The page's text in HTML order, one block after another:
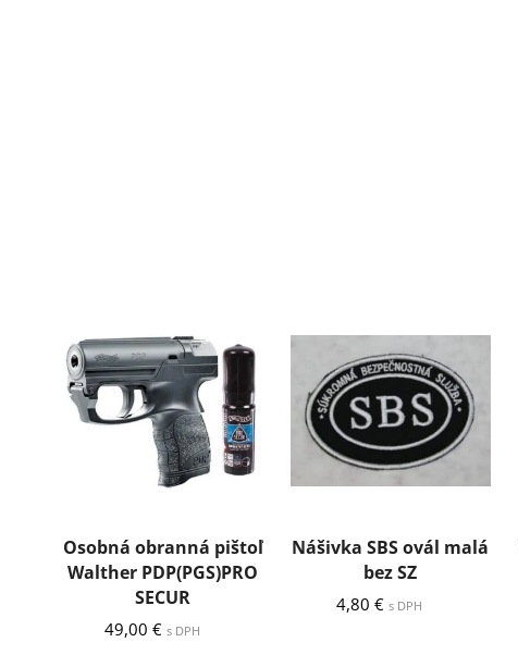
Osobná obranná pištoľ
Walther PDP(PGS)PRO
SECUR
49,00 € s DPH
Nášivka SBS ovál malá
bez SZ
4,80 € s DPH